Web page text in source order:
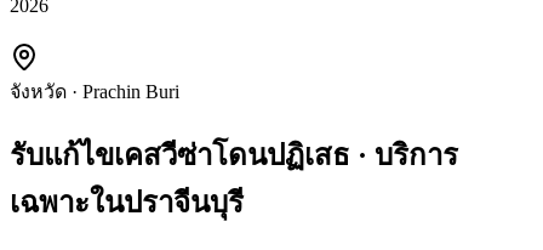
2026
จังหวัด · Prachin Buri
รับแก้ไขเคสวีซ่าโดนปฏิเสธ · บริการ
เฉพาะในปราจีนบุรี